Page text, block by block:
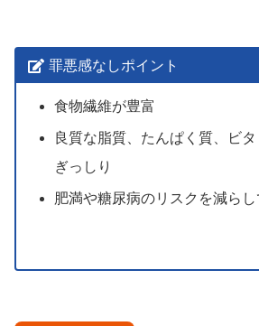
罪悪感なしポイント
食物繊維が豊富
良質な脂質、たんぱく質、ビ
ぎっしり
肥満や糖尿病のリスクを減らし